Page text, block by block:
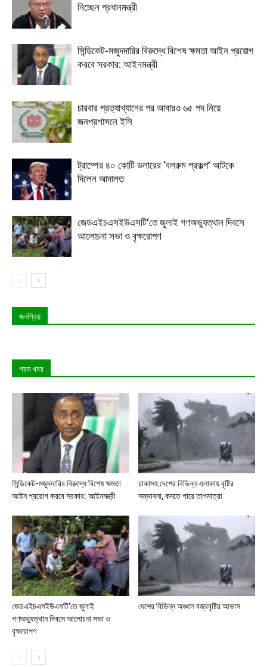
নিচ্ছেন প্রধানমন্ত্রী
সিন্ডিকেট-মজুদদারির বিরুদ্ধে বিশেষ ক্ষমতা আইন প্রয়োগ
করবে সরকার: আইনমন্ত্রী
চারবার প্রত্যাখ্যানের পর আবারও ৬৫ পদ নিয়ে
জনপ্রশাসনে ইসি
ট্রাম্পের ৪০ কোটি ডলারের ‘বলরুম প্রকল্প’ আটকে
দিলেন আদালত
জেডএইচএসইউএসটি’তে জুলাই গণঅভ্যুত্থান দিবসে
আলোচনা সভা ও বৃক্ষরোপণ
জনপ্রিয়
গরম খবর
সিন্ডিকেট-মজুদদারির বিরুদ্ধে বিশেষ ক্ষমতা
আইন প্রয়োগ করবে সরকার: আইনমন্ত্রী
ঢাকাসহ দেশের বিভিন্ন এলাকায় বৃষ্টির
সম্ভাবনা, কমতে পারে তাপমাত্রা
জেডএইচএসইউএসটি’তে জুলাই
গণঅভ্যুত্থান দিবসে আলোচনা সভা ও
বৃক্ষরোপণ
দেশের বিভিন্ন অঞ্চলে বজ্রবৃষ্টির আভাস